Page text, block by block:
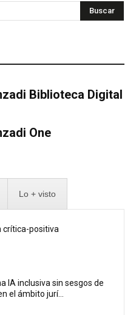
Buscar
Biblioteca Digital
One
Lo + visto
crítica-positiva
IA inclusiva sin sesgos de
el ámbito jurí...